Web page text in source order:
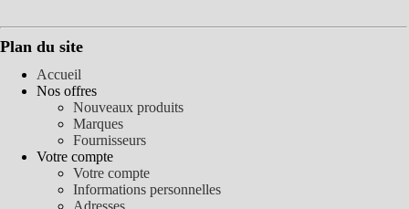
Plan du site
Accueil
Nos offres
Nouveaux produits
Marques
Fournisseurs
Votre compte
Votre compte
Informations personnelles
Adresses